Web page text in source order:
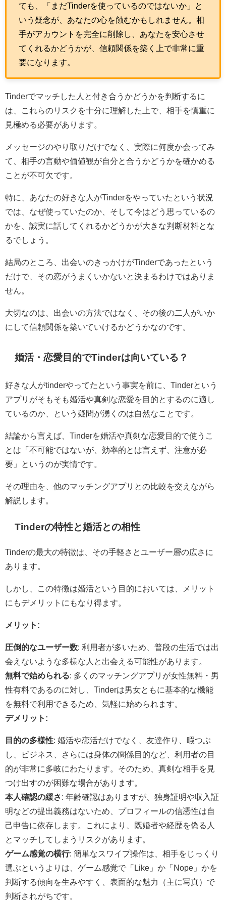
ても、「まだTinderを使っているのではないか」と
いう疑念が、あなたの心を蝕むかもしれません。相
手がアカウントを完全に削除し、あなたを安心させ
てくれるかどうかが、信頼関係を築く上で非常に重
要になります。
Tinderでマッチした人と付き合うかどうかを判断するに
は、これらのリスクを十分に理解した上で、相手を慎重に
見極める必要があります。
メッセージのやり取りだけでなく、実際に何度か会ってみ
て、相手の言動や価値観が自分と合うかどうかを確かめる
ことが不可欠です。
特に、あなたの好きな人がTinderをやっていたという状況
では、なぜ使っていたのか、そして今はどう思っているの
かを、誠実に話してくれるかどうかが大きな判断材料とな
るでしょう。
結局のところ、出会いのきっかけがTinderであったという
だけで、その恋がうまくいかないと決まるわけではありま
せん。
大切なのは、出会いの方法ではなく、その後の二人がいか
にして信頼関係を築いていけるかどうかなのです。
婚活・恋愛目的でTinderは向いている？
好きな人がtinderやってたという事実を前に、Tinderという
アプリがそもそも婚活や真剣な恋愛を目的とするのに適し
ているのか、という疑問が湧くのは自然なことです。
結論から言えば、Tinderを婚活や真剣な恋愛目的で使うこ
とは「不可能ではないが、効率的とは言えず、注意が必
要」というのが実情です。
その理由を、他のマッチングアプリとの比較を交えながら
解説します。
Tinderの特性と婚活との相性
Tinderの最大の特徴は、その手軽さとユーザー層の広さに
あります。
しかし、この特徴は婚活という目的においては、メリット
にもデメリットにもなり得ます。
メリット:
圧倒的なユーザー数: 利用者が多いため、普段の生活では出
会えないような多様な人と出会える可能性があります。
無料で始められる: 多くのマッチングアプリが女性無料・男
性有料であるのに対し、Tinderは男女ともに基本的な機能
を無料で利用できるため、気軽に始められます。
デメリット:
目的の多様性: 婚活や恋活だけでなく、友達作り、暇つぶ
し、ビジネス、さらには身体の関係目的など、利用者の目
的が非常に多岐にわたります。そのため、真剣な相手を見
つけ出すのが困難な場合があります。
本人確認の緩さ: 年齢確認はありますが、独身証明や収入証
明などの提出義務はないため、プロフィールの信憑性は自
己申告に依存します。これにより、既婚者や経歴を偽る人
とマッチしてしまうリスクがあります。
ゲーム感覚の横行: 簡単なスワイプ操作は、相手をじっくり
選ぶというよりは、ゲーム感覚で「Like」か「Nope」かを
判断する傾向を生みやすく、表面的な魅力（主に写真）で
判断されがちです。